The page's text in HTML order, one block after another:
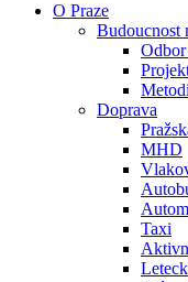
O Praze
Budoucnost
Doprava
MHD
Taxi